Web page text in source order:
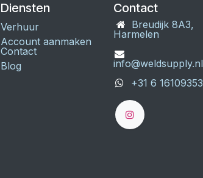
Contact
Breudijk 8A3,
Harmelen
info@weldsupply.nl
+31 6 16109353
Diensten
Verhuur
Account aanmaken
Contact
Blog